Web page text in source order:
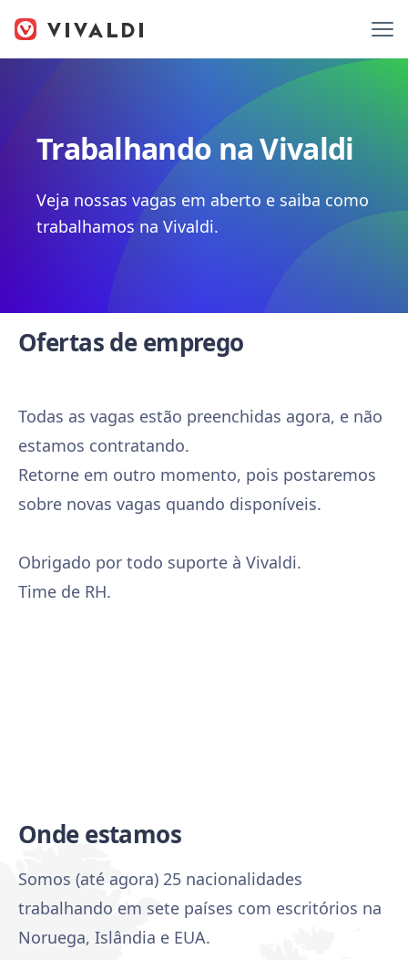
Trabalhando na Vivaldi
Veja nossas vagas em aberto e saiba como
trabalhamos na Vivaldi.
Ofertas de emprego
Todas as vagas estão preenchidas agora, e não
estamos contratando.
Retorne em outro momento, pois postaremos
sobre novas vagas quando disponíveis.
Obrigado por todo suporte à Vivaldi.
Time de RH.
Onde estamos
Somos (até agora) 25 nacionalidades
trabalhando em sete países com escritórios na
Noruega, Islândia e EUA.